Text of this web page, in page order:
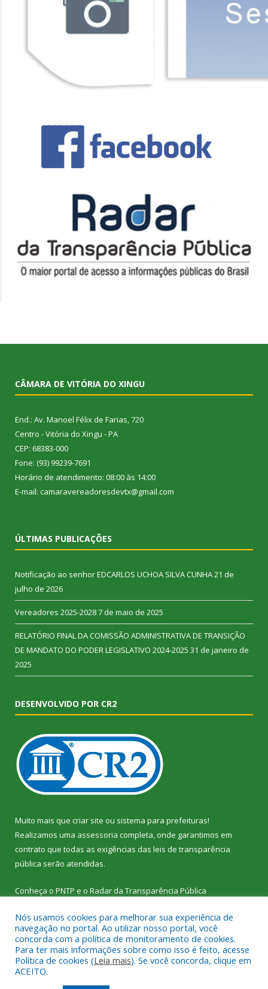
CÂMARA DE VITÓRIA DO XINGU
End.: Av. Manoel Félix de Farias, 720
Centro - Vitória do Xingu - PA
CEP: 68383-000
Fone: (93) 99239-7691
Horário de atendimento: 08:00 às 14:00
E-mail: camaravereadoresdevtx@gmail.com
ÚLTIMAS PUBLICAÇÕES
Notificação ao senhor EDCARLOS UCHOA SILVA CUNHA21 de
julho de 2026
Vereadores 2025-20287 de maio de 2025
RELATÓRIO FINAL DA COMISSÃO ADMINISTRATIVA DE TRANSIÇÃO
DE MANDATO DO PODER LEGISLATIVO 2024-2025 31 de janeiro de
2025
DESENVOLVIDO POR CR2
Muito mais que criar site ou sistema para prefeituras!
Realizamos uma assessoria completa, onde garantimos em
contrato que todas as exigências das leis de transparência
pública serão atendidas.
Conheça o PNTP e o Radar da Transparência Pública
Todos os direitos reservados a Câmara Municipal de Vitória do
Xingu.
Nós usamos cookies para melhorar sua experiência de
navegação no portal. Ao utilizar nosso portal, você
concorda com a política de monitoramento de cookies.
Para ter mais informações sobre como isso é feito, acesse
Política de cookies (Leia mais). Se você concorda, clique em
ACEITO.